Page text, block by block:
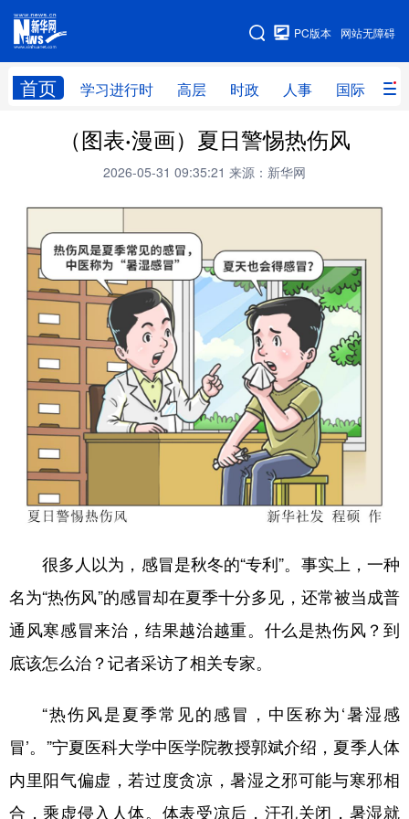
网站无障碍
PC版本
首页 学习进行时 高层 时政 人事 国际 财
网站地图
学习进行时 高层 时政 人事
财经 网评
台湾 思客智库 全球连线 教育
科技 科创 量子
文化 书画 健康 军事
访谈 视频 图片 政务
法律 中央文件 金融 汽车
食品 人居 信息化
学术中国 乡村振兴 银龄 溯源中国
城市 能源
彩票 悦读
公益 一带一路 亚太网 上市公司
文化产业
地方频道
北京 天津 河北 山西
辽宁 吉林 上海 江苏
浙江 安徽 福建 江西
（图表·漫画）夏日警惕热伤风
2026-05-31 09:35:21 来源：新华网
很多人以为，感冒是秋冬的“专利”。事实上，一种
名为“热伤风”的感冒却在夏季十分多见，还常被当成普
通风寒感冒来治，结果越治越重。什么是热伤风？到
底该怎么治？记者采访了相关专家。
“热伤风是夏季常见的感冒，中医称为‘暑湿感
冒’。”宁夏医科大学中医学院教授郭斌介绍，夏季人体
内里阳气偏虚，若过度贪凉，暑湿之邪可能与寒邪相
合，乘虚侵入人体。体表受凉后，汗孔关闭，暑湿就